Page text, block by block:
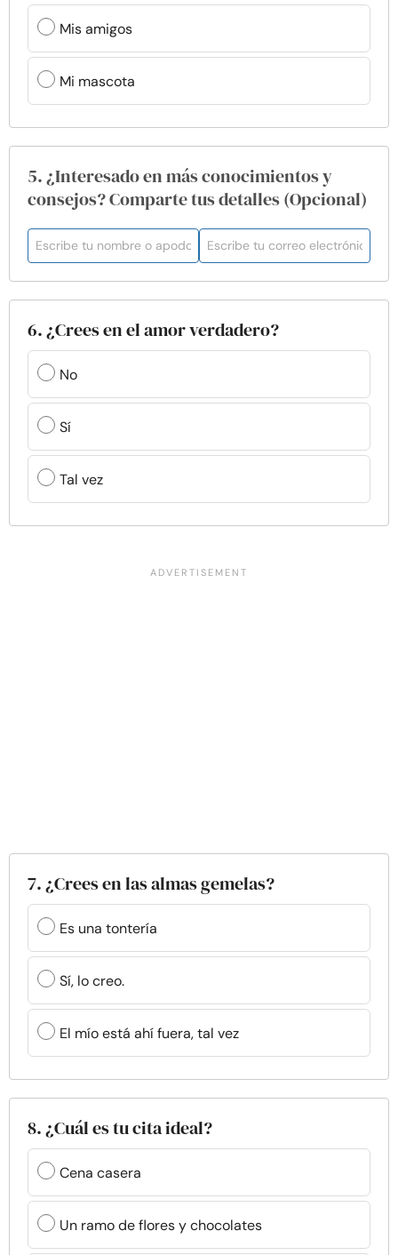
Mis amigos
Mi mascota
5. ¿Interesado en más conocimientos y
consejos? Comparte tus detalles (Opcional)
6. ¿Crees en el amor verdadero?
No
Sí
Tal vez
7. ¿Crees en las almas gemelas?
Es una tontería
Sí, lo creo.
El mío está ahí fuera, tal vez
8. ¿Cuál es tu cita ideal?
Cena casera
Un ramo de flores y chocolates